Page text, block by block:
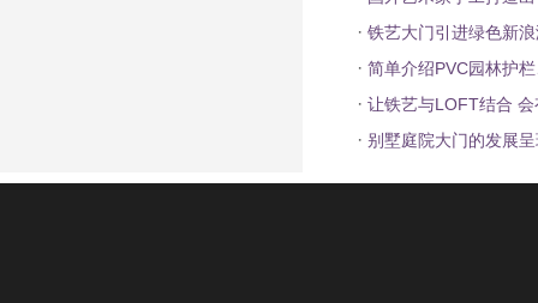
· 铁艺大门引进绿色新
· 简单介绍PVC园林护
· 让铁艺与LOFT结合
· 别墅庭院大门的发展